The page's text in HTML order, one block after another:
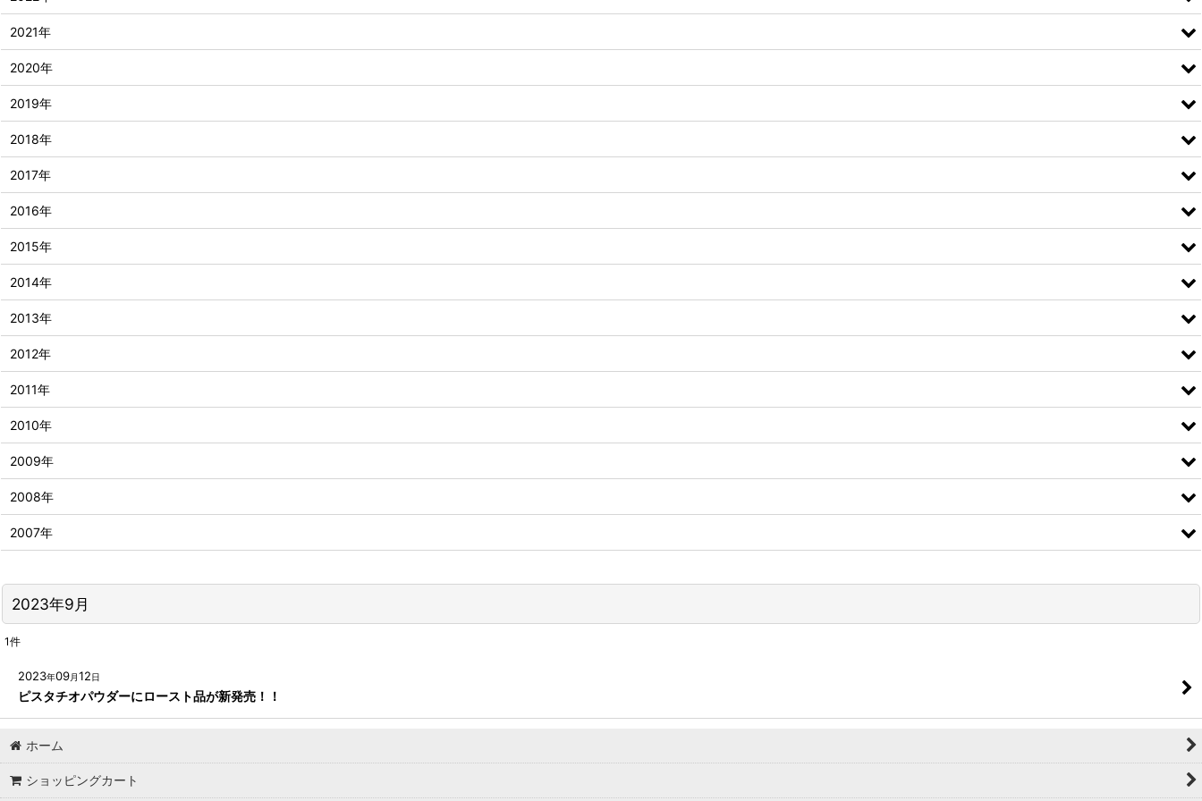
2023年9月
1件
2023年09月12日
ピスタチオパウダーにロースト品が新発売！！
2021年
2020年
2019年
2018年
2017年
2016年
2015年
2014年
2013年
2012年
2011年
2010年
2009年
2008年
2007年
ホーム
ショッピングカート